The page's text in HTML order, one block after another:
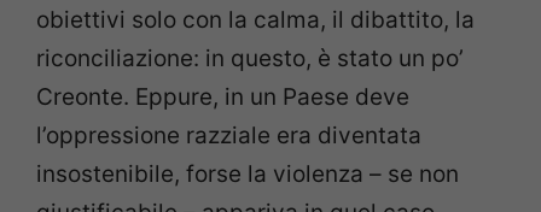
obiettivi solo con la calma, il dibattito, la
riconciliazione: in questo, è stato un po’
Creonte. Eppure, in un Paese deve
l’oppressione razziale era diventata
insostenibile, forse la violenza – se non